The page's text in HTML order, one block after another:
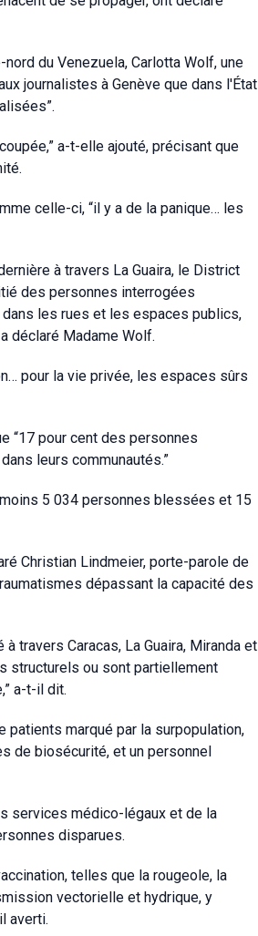
du Venezuela, Carlotta Wolf, une
journalistes à Genève que dans l'État
a-t-elle ajouté, précisant que
celle-ci, “il y a de la panique… les
à travers La Guaira, le District
des personnes interrogées
les rues et les espaces publics,
déclaré Madame Wolf.
pour la vie privée, les espaces sûrs
“17 pour cent des personnes
leurs communautés.”
5 034 personnes blessées et 15
Christian Lindmeier, porte-parole de
dépassant la capacité des
travers Caracas, La Guaira, Miranda et
structurels ou sont partiellement
a-t-il dit.
patients marqué par la surpopulation,
de biosécurité, et un personnel
services médico-légaux et de la
disparues.
telles que la rougeole, la
vectorielle et hydrique, y
averti.